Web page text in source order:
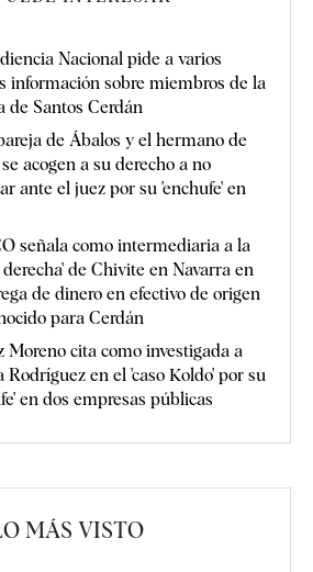
Nacional pide a varios
información sobre miembros de la
de Santos Cerdán
de Ábalos y el hermano de
acogen a su derecho a no
ante el juez por su 'enchufe' en
señala como intermediaria a la
de Chivite en Navarra en
de dinero en efectivo de origen
para Cerdán
Moreno cita como investigada a
Rodríguez en el 'caso Koldo' por su
en dos empresas públicas
MÁS VISTO